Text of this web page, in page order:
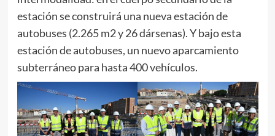
estación se construirá una nueva estación de
autobuses (2.265 m2 y 26 dársenas). Y bajo esta
estación de autobuses, un nuevo aparcamiento
subterráneo para hasta 400 vehículos.